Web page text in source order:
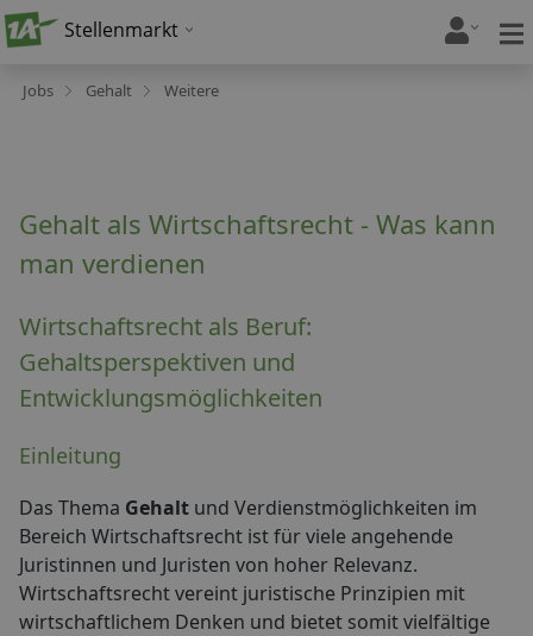
Stellenmarkt
Jobs Gehalt Weitere
Gehalt als Wirtschaftsrecht - Was kann
man verdienen
Wirtschaftsrecht als Beruf:
Gehaltsperspektiven und
Entwicklungsmöglichkeiten
Einleitung
Das Thema Gehalt und Verdienstmöglichkeiten im
Bereich Wirtschaftsrecht ist für viele angehende
Juristinnen und Juristen von hoher Relevanz.
Wirtschaftsrecht vereint juristische Prinzipien mit
wirtschaftlichem Denken und bietet somit vielfältige